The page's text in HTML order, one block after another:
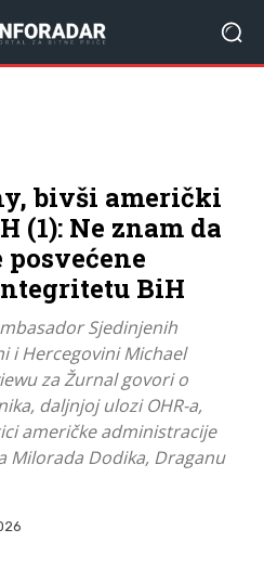
bivši američki
(1): Ne znam da
BiH
Sjedinjenih
i Hercegovini Michael
za Žurnal govori o
daljnjoj ulozi OHR-a,
američke administracije
Milorada Dodika, Draganu